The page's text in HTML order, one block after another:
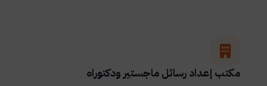
مكتب إعداد رسائل ماجستير ودكتوراه